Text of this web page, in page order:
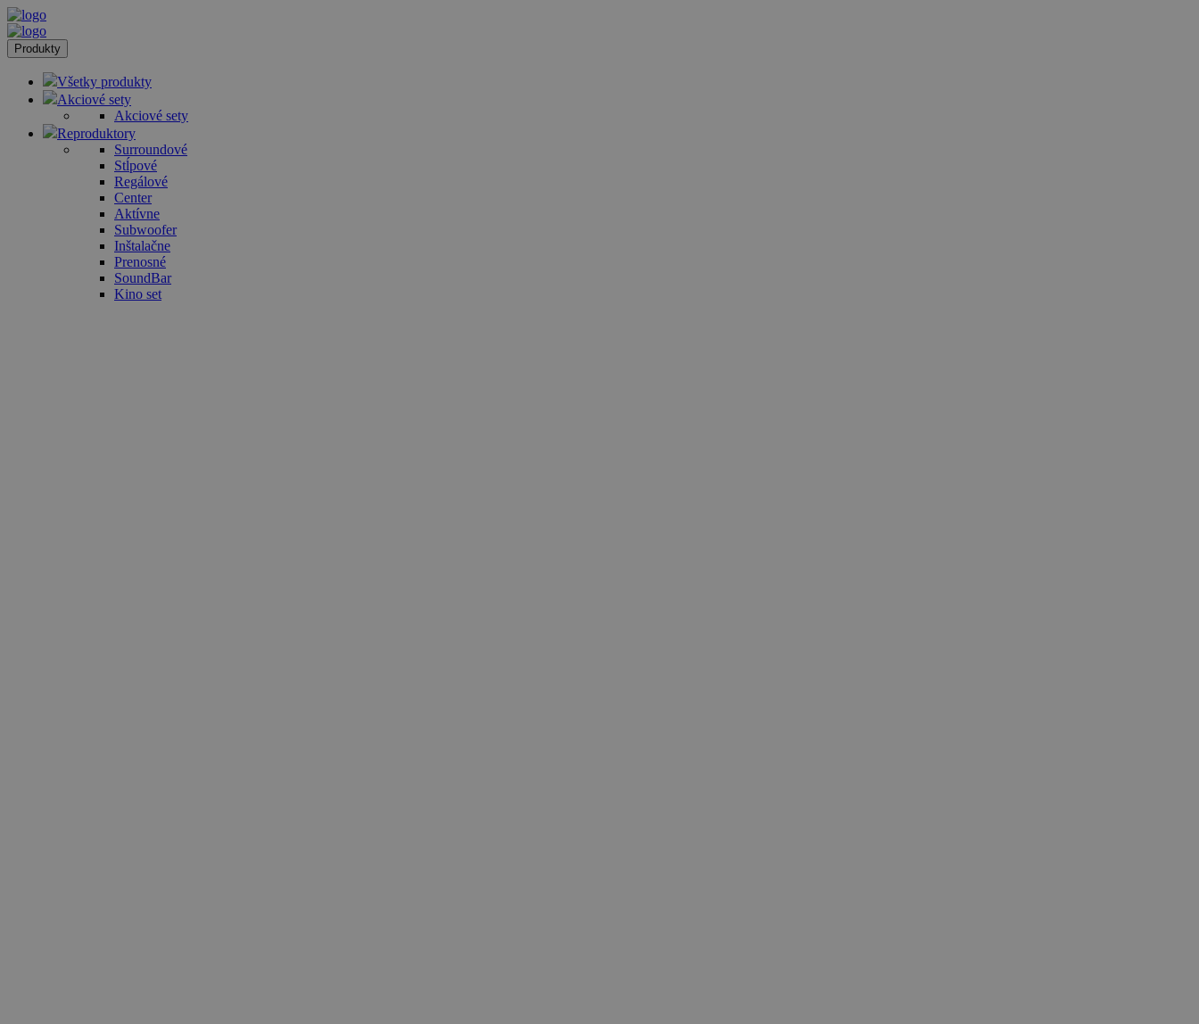
Produkty
Všetky produkty
Akciové sety
Akciové sety
Reproduktory
Surroundové
Stĺpové
Regálové
Center
Aktívne
Subwoofer
Inštalačne
Prenosné
SoundBar
Kino set